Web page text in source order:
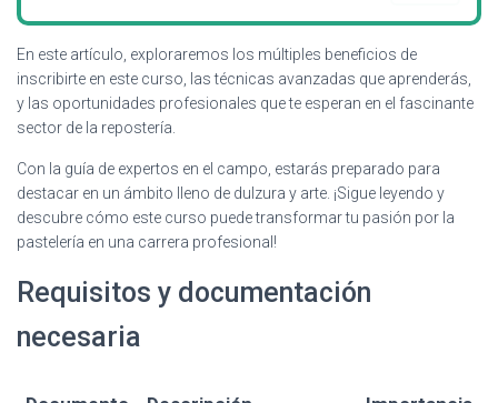
En este artículo, exploraremos los múltiples beneficios de
inscribirte en este curso, las técnicas avanzadas que aprenderás,
y las oportunidades profesionales que te esperan en el fascinante
sector de la repostería.
Con la guía de expertos en el campo, estarás preparado para
destacar en un ámbito lleno de dulzura y arte. ¡Sigue leyendo y
descubre cómo este curso puede transformar tu pasión por la
pastelería en una carrera profesional!
Requisitos y documentación
necesaria